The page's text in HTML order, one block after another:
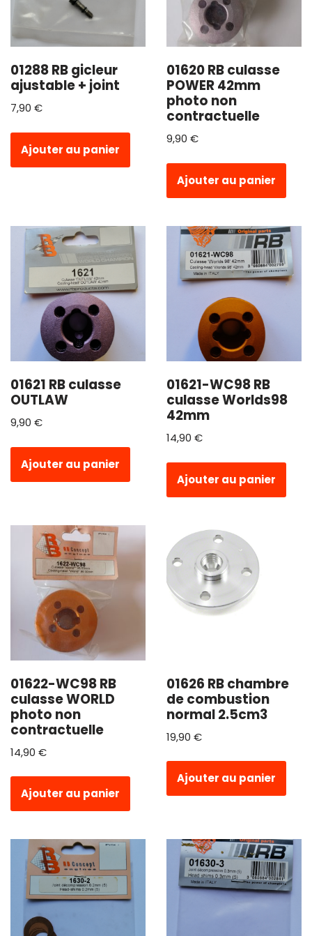
01288 RB gicleur
ajustable + joint
7,90 €
Ajouter au panier
01620 RB culasse
POWER 42mm
photo non
contractuelle
9,90 €
Ajouter au panier
01621 RB culasse
OUTLAW
9,90 €
Ajouter au panier
01621-WC98 RB
culasse Worlds98
42mm
14,90 €
Ajouter au panier
01622-WC98 RB
culasse WORLD
photo non
contractuelle
14,90 €
Ajouter au panier
01626 RB chambre
de combustion
normal 2.5cm3
19,90 €
Ajouter au panier